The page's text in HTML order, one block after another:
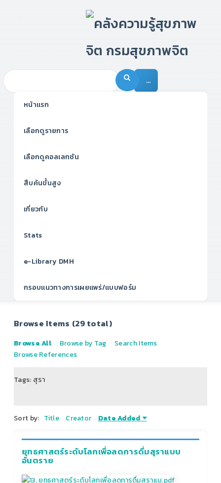
…
หน้าแรก
เลือกดูรายการ
เลือกดูคอลเลกชัน
สืบค้นขั้นสูง
เกี่ยวกับ
Stats
e-Library DMH
กรอบแนวทางการเผยแพร่/แบบฟอร์ม
Browse Items (29 total)
Browse All Browse by Tag
Search Items
Browse References
Tags: สุรา
Sort by: Title Creator Date Added
ยุทธศาสตร์ระดับโลกเพื่อลดการดื่มสุราแบบ
อันตราย